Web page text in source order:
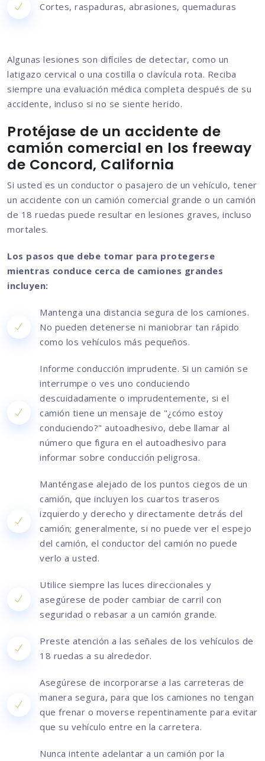
Cortes, raspaduras, abrasiones, quemaduras
Algunas lesiones son difíciles de detectar, como un
latigazo cervical o una costilla o clavícula rota. Reciba
siempre una evaluación médica completa después de su
accidente, incluso si no se siente herido.
Protéjase de un accidente de
camión comercial en los freeway
de Concord, California
Si usted es un conductor o pasajero de un vehículo, tener
un accidente con un camión comercial grande o un camión
de 18 ruedas puede resultar en lesiones graves, incluso
mortales.
Los pasos que debe tomar para protegerse
mientras conduce cerca de camiones grandes
incluyen:
Mantenga una distancia segura de los camiones.
No pueden detenerse ni maniobrar tan rápido
como los vehículos más pequeños.
Informe conducción imprudente. Si un camión se
interrumpe o ves uno conduciendo
descuidadamente o imprudentemente, si el
camión tiene un mensaje de "¿cómo estoy
conduciendo?" autoadhesivo, debe llamar al
número que figura en el autoadhesivo para
informar sobre conducción peligrosa.
Manténgase alejado de los puntos ciegos de un
camión, que incluyen los cuartos traseros
izquierdo y derecho y directamente detrás del
camión; generalmente, si no puede ver el espejo
del camión, el conductor del camión no puede
verlo a usted.
Utilice siempre las luces direccionales y
asegúrese de poder cambiar de carril con
seguridad o rebasar a un camión grande.
Preste atención a las señales de los vehículos de
18 ruedas a su alrededor.
Asegúrese de incorporarse a las carreteras de
manera segura, para que los camiones no tengan
que frenar o moverse repentinamente para evitar
que su vehículo entre en la carretera.
Nunca intente adelantar a un camión por la